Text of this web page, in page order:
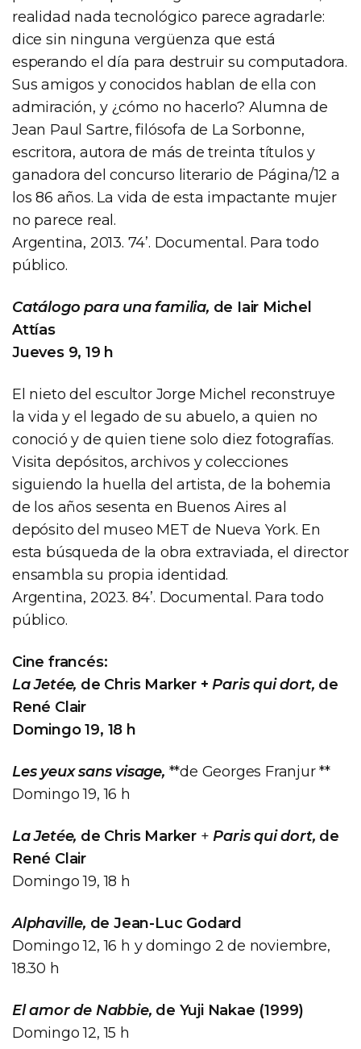
realidad nada tecnológico parece agradarle:
dice sin ninguna vergüenza que está
esperando el día para destruir su computadora.
Sus amigos y conocidos hablan de ella con
admiración, y ¿cómo no hacerlo? Alumna de
Jean Paul Sartre, filósofa de La Sorbonne,
escritora, autora de más de treinta títulos y
ganadora del concurso literario de Página/12 a
los 86 años. La vida de esta impactante mujer
no parece real.
Argentina, 2013. 74’. Documental. Para todo
público.
Catálogo para una familia, de Iair Michel
Attías
Jueves 9, 19 h
El nieto del escultor Jorge Michel reconstruye
la vida y el legado de su abuelo, a quien no
conoció y de quien tiene solo diez fotografías.
Visita depósitos, archivos y colecciones
siguiendo la huella del artista, de la bohemia
de los años sesenta en Buenos Aires al
depósito del museo MET de Nueva York. En
esta búsqueda de la obra extraviada, el director
ensambla su propia identidad.
Argentina, 2023. 84’. Documental. Para todo
público.
Cine francés:
La Jetée, de Chris Marker + Paris qui dort, de
René Clair
Domingo 19, 18 h
Les yeux sans visage, **de Georges Franjur **
Domingo 19, 16 h
La Jetée, de Chris Marker +Paris qui dort, de
René Clair
Domingo 19, 18 h
Alphaville, de Jean-Luc Godard
Domingo 12, 16 h y domingo 2 de noviembre,
18.30 h
El amor de Nabbie, de Yuji Nakae (1999)
Domingo 12, 15 h